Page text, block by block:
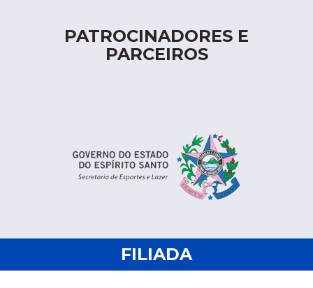
PATROCINADORES E
PARCEIROS
FILIADA